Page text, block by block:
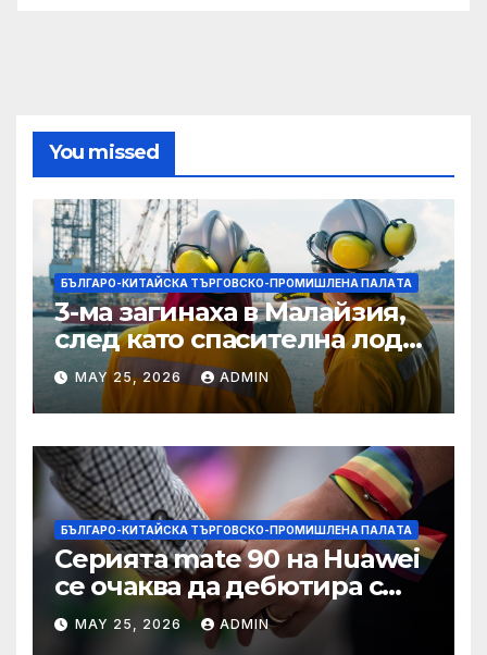
You missed
БЪЛГАРО-КИТАЙСКА ТЪРГОВСКО-ПРОМИШЛЕНА ПАЛAТА
3-ма загинаха в Малайзия,
след като спасителна лодка
падна в морето от
плаващия кораб на
Petronas
MAY 25, 2026 ADMIN
БЪЛГАРО-КИТАЙСКА ТЪРГОВСКО-ПРОМИШЛЕНА ПАЛAТА
Серията mate 90 на Huawei
се очаква да дебютира с
нов чип Kirin тази есен ·
TechNode
MAY 25, 2026 ADMIN